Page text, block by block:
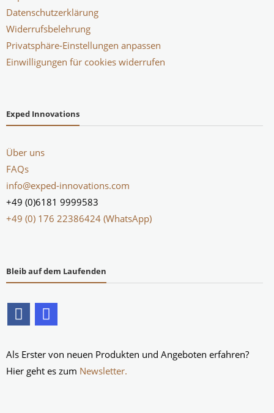
Datenschutzerklärung
Widerrufsbelehrung
Privatsphäre-Einstellungen anpassen
Einwilligungen für cookies widerrufen
Exped Innovations
Über uns
FAQs
info@exped-innovations.com
+49 (0)6181 9999583
+49 (0) 176 22386424 (WhatsApp)
Bleib auf dem Laufenden
Als Erster von neuen Produkten und Angeboten erfahren?
Hier geht es zum Newsletter.